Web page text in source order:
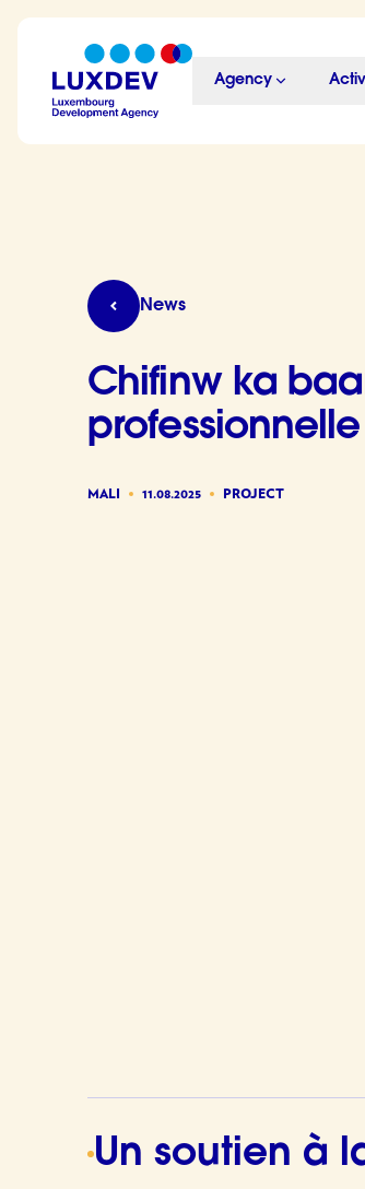
Agency
Chifinw ka baarasira : cap sur
News
Chifinw ka
MALI 11.08.2025 PROJECT
Un soutien à